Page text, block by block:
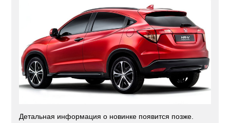
Детальная информация о новинке появится позже.